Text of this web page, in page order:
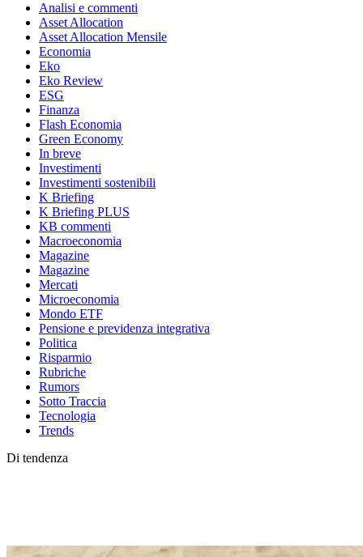
Analisi e commenti
Asset Allocation
Asset Allocation Mensile
Economia
Eko
Eko Review
ESG
Finanza
Flash Economia
Green Economy
In breve
Investimenti
Investimenti sostenibili
K Briefing
K Briefing PLUS
KB commenti
Macroeconomia
Magazine
Magazine
Mercati
Microeconomia
Mondo ETF
Pensione e previdenza integrativa
Politica
Risparmio
Rubriche
Rumors
Sotto Traccia
Tecnologia
Trends
Di tendenza